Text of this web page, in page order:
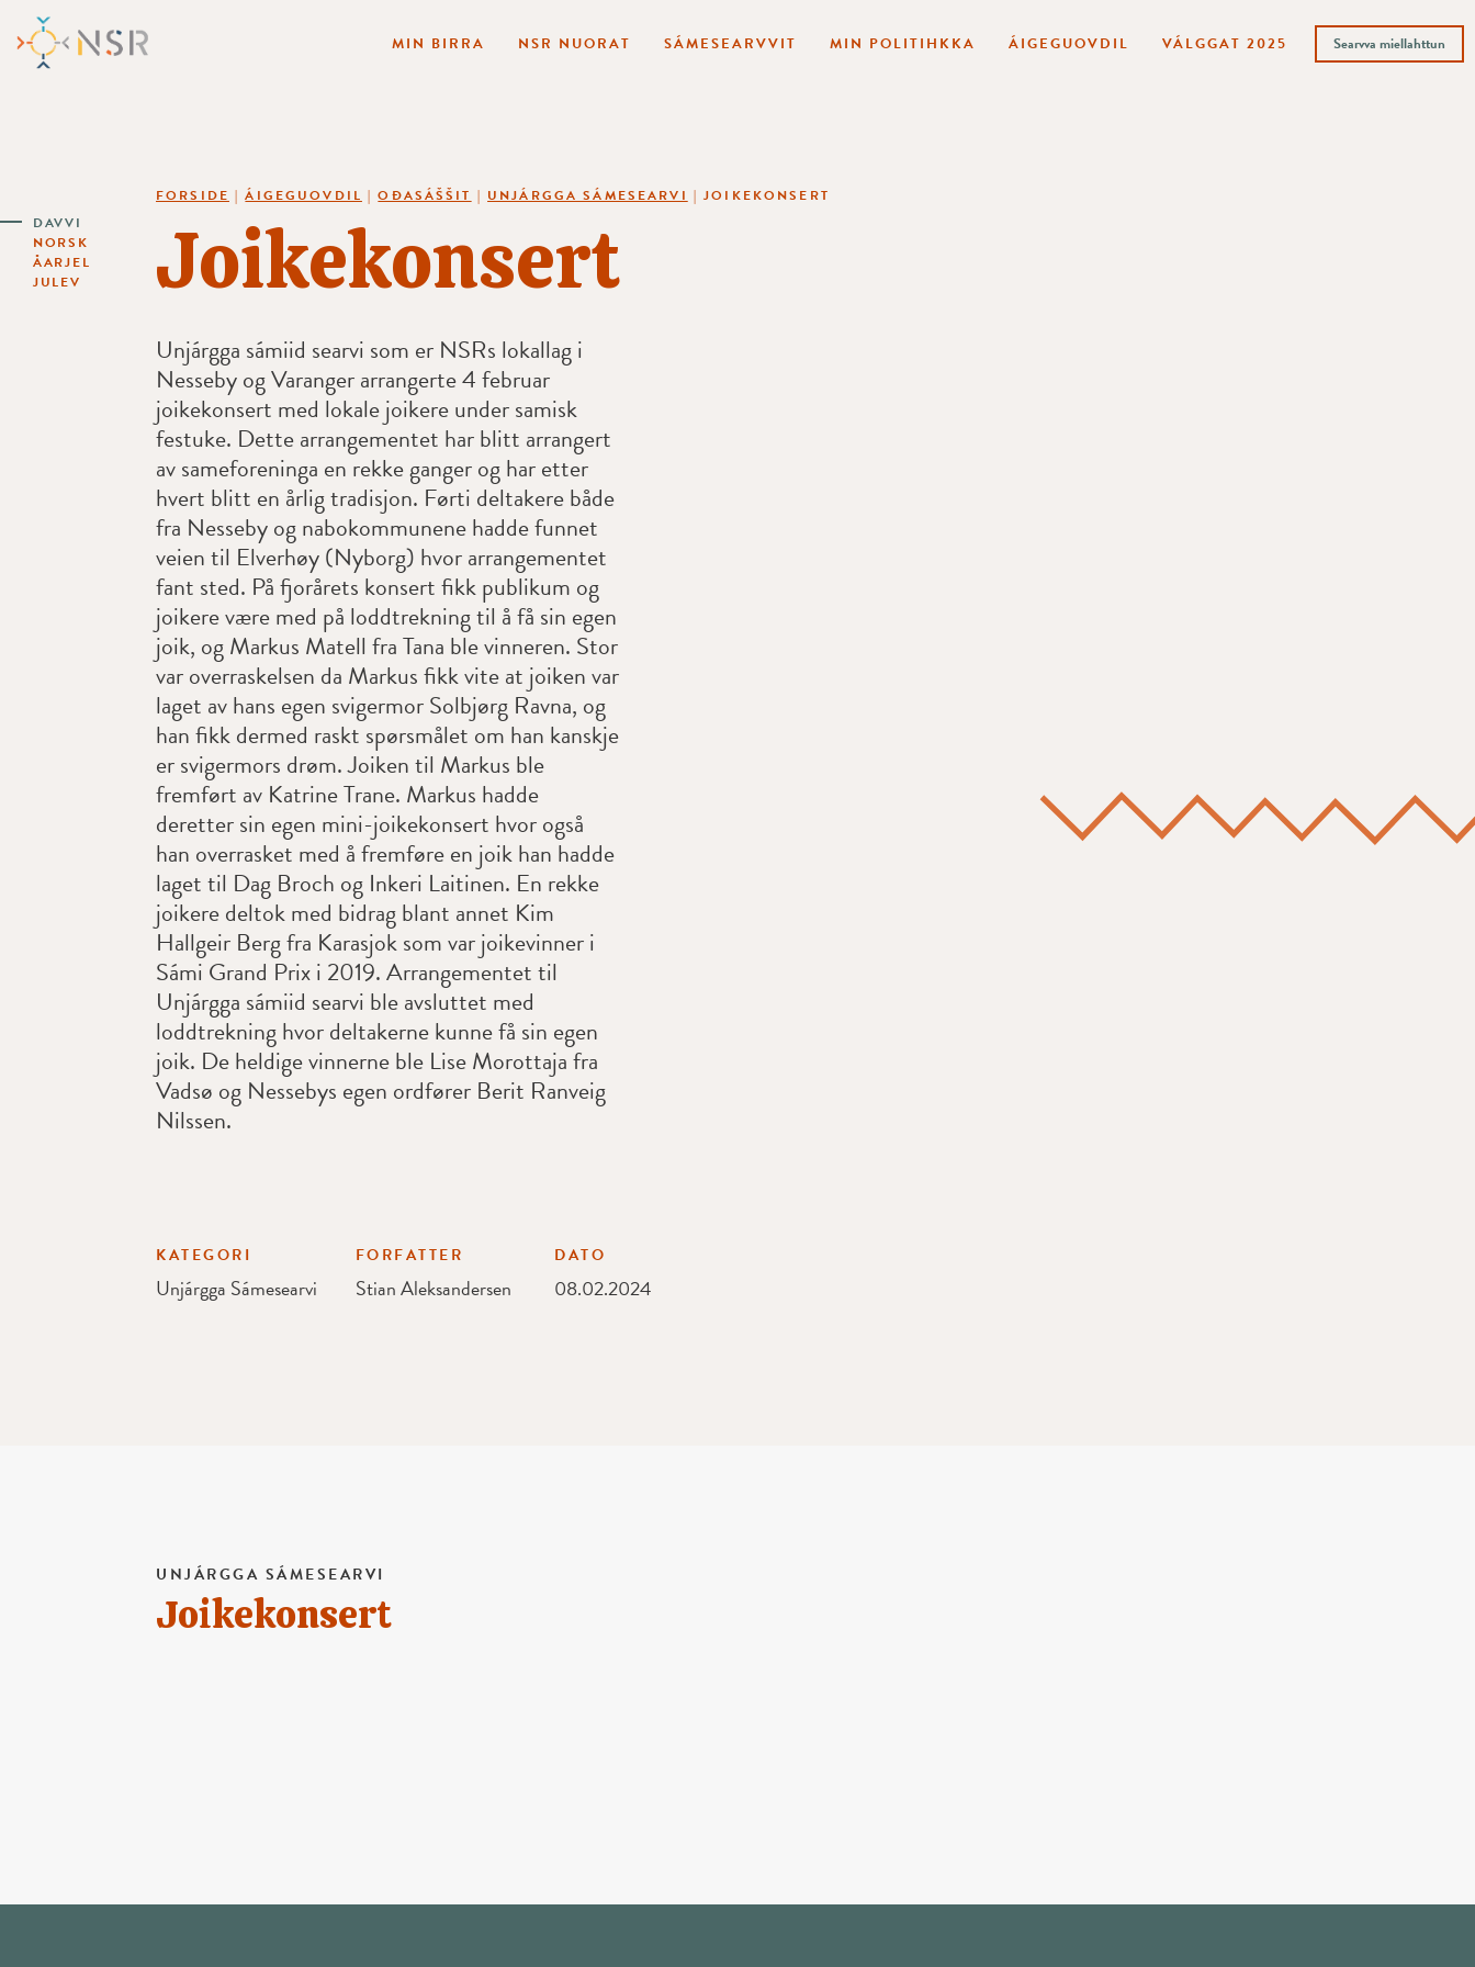
DAVVI
NORSK
ÅARJEL
JULEV
MIN BIRRA NSR NUORAT SÁMESEARVVIT MIN POLITIHKKA ÁIGEGUOVDIL VÁLGGAT 2025 Searvva miellahttun
FORSIDE |ÁIGEGUOVDIL |OĐASÁŠŠIT | UNJÁRGGA SÁMESEARVI |JOIKEKONSERT
Joikekonsert
Unjárgga sámiid searvi som er NSRs lokallag i
Nesseby og Varanger arrangerte 4 februar
joikekonsert med lokale joikere under samisk
festuke. Dette arrangementet har blitt arrangert
av sameforeninga en rekke ganger og har etter
hvert blitt en årlig tradisjon. Førti deltakere både
fra Nesseby og nabokommunene hadde funnet
veien til Elverhøy (Nyborg) hvor arrangementet
fant sted. På fjorårets konsert fikk publikum og
joikere være med på loddtrekning til å få sin egen
joik, og Markus Matell fra Tana ble vinneren. Stor
var overraskelsen da Markus fikk vite at joiken var
laget av hans egen svigermor Solbjørg Ravna, og
han fikk dermed raskt spørsmålet om han kanskje
er svigermors drøm. Joiken til Markus ble
fremført av Katrine Trane. Markus hadde
deretter sin egen mini-joikekonsert hvor også
han overrasket med å fremføre en joik han hadde
laget til Dag Broch og Inkeri Laitinen. En rekke
joikere deltok med bidrag blant annet Kim
Hallgeir Berg fra Karasjok som var joikevinner i
Sámi Grand Prix i 2019. Arrangementet til
Unjárgga sámiid searvi ble avsluttet med
loddtrekning hvor deltakerne kunne få sin egen
joik. De heldige vinnerne ble Lise Morottaja fra
Vadsø og Nessebys egen ordfører Berit Ranveig
Nilssen.
KATEGORI
Unjárgga Sámesearvi
FORFATTER
Stian Aleksandersen
DATO
08.02.2024
UNJÁRGGA SÁMESEARVI
Joikekonsert